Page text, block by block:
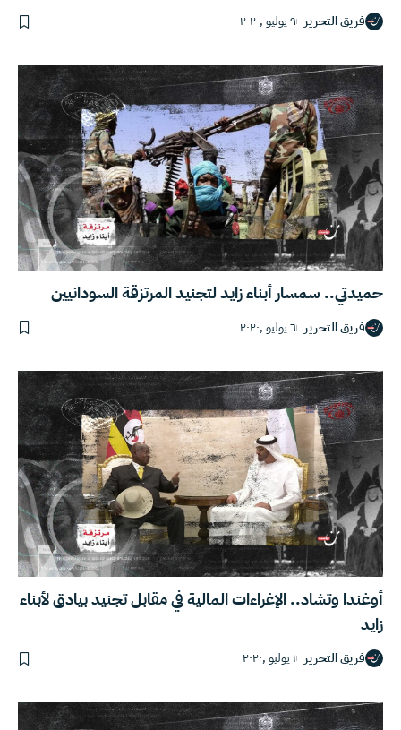
فريق التحرير ٩ يوليو ,٢٠٢٠
حميدتي.. سمسار أبناء زايد لتجنيد المرتزقة السودانيين
فريق التحرير ٦ يوليو ,٢٠٢٠
أوغندا وتشاد.. الإغراءات المالية في مقابل تجنيد بيادق لأبناء
زايد
فريق التحرير ١ يوليو ,٢٠٢٠